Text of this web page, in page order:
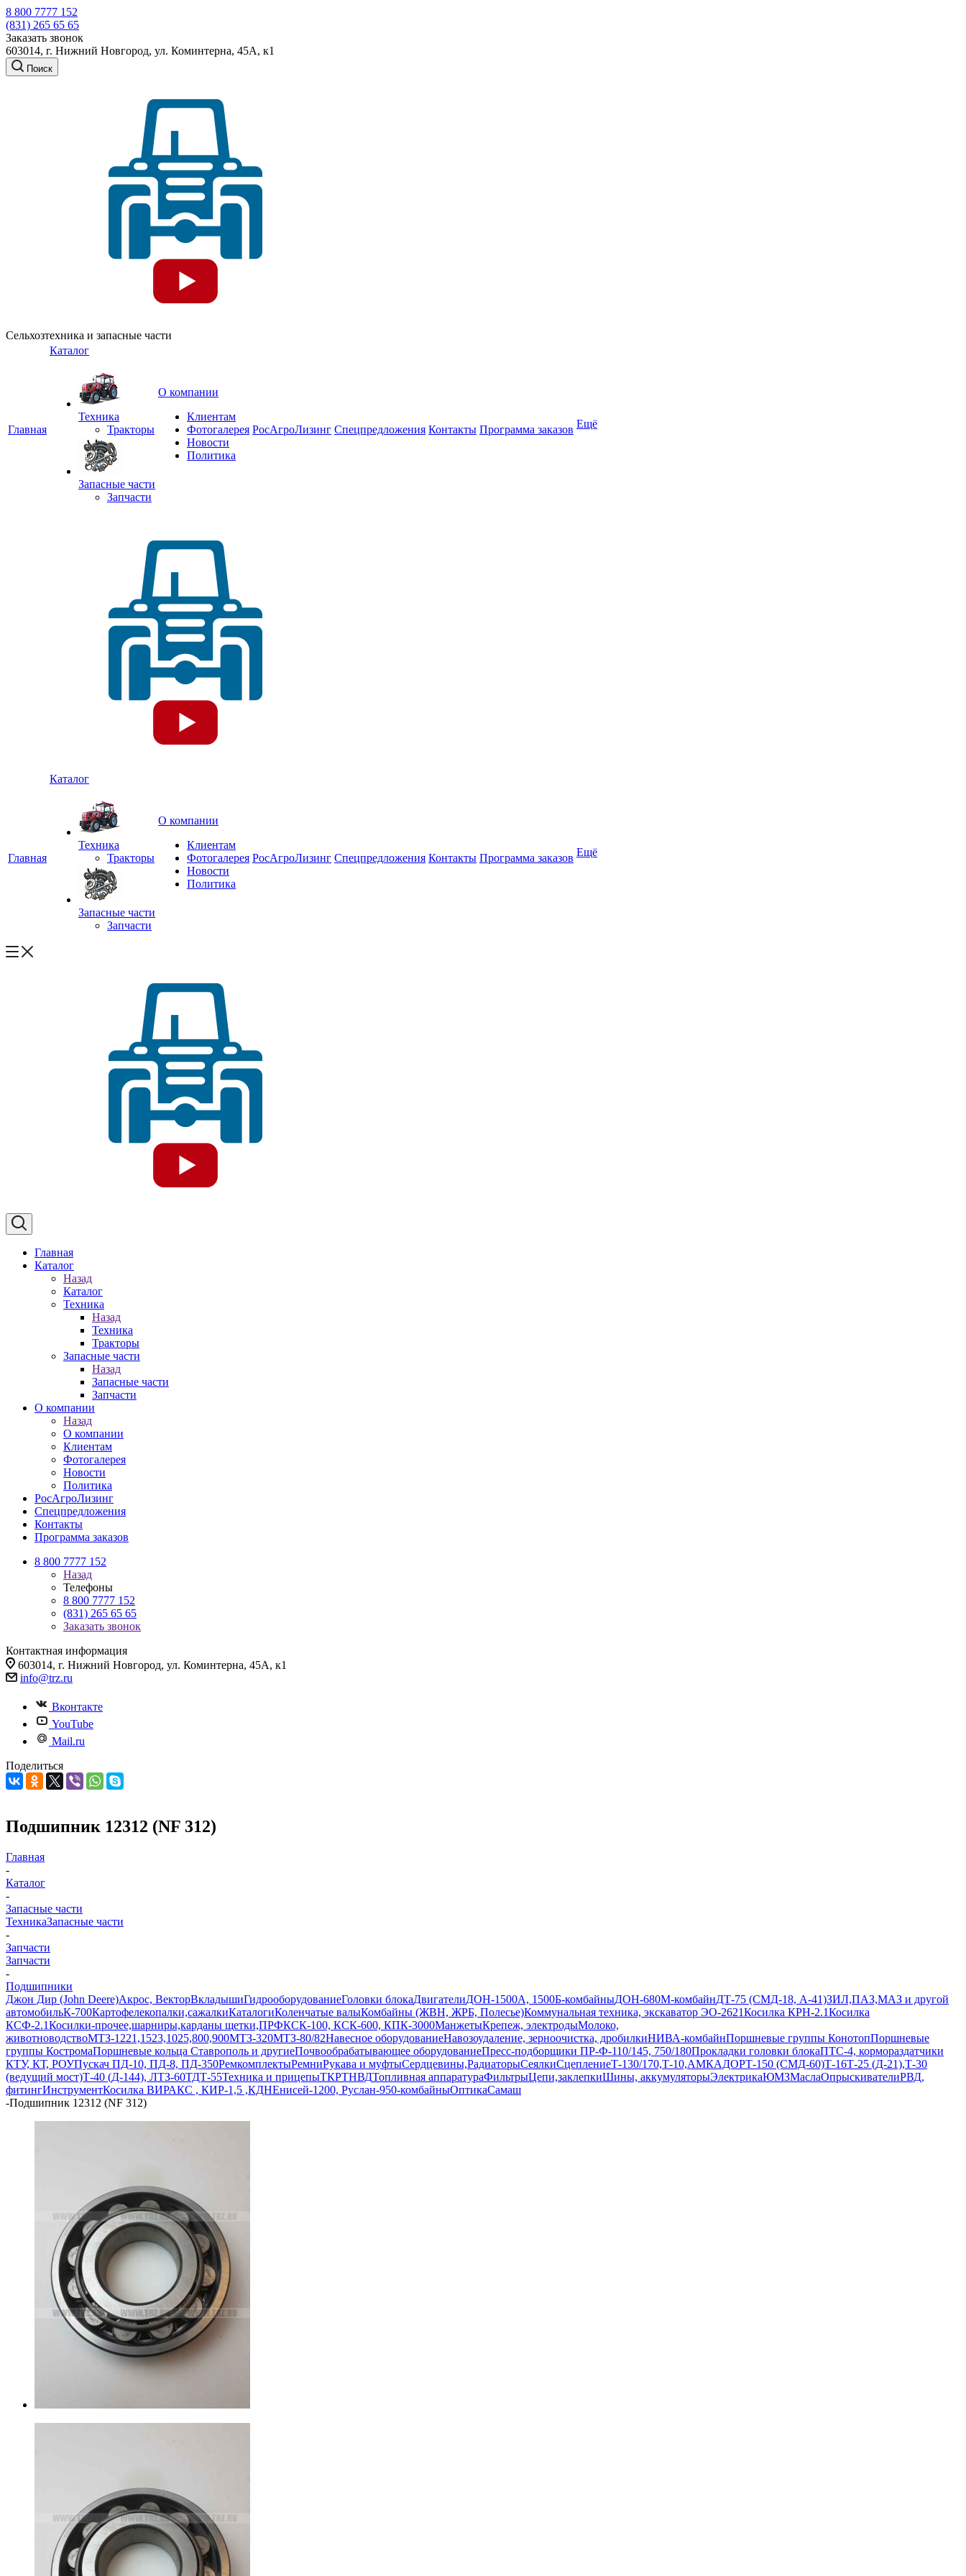
8 800 7777 152
(831) 265 65 65
Заказать звонок
603014, г. Нижний Новгород, ул. Коминтерна, 45А, к1
Поиск
Сельхозтехника и запасные части
Главная
Каталог
Техника
Тракторы
Запасные части
Запчасти
О компании
Клиентам
Фотогалерея
Новости
Политика
РосАгроЛизинг Спецпредложения Контакты Программа заказов Ещё
Главная
Каталог
Техника
Тракторы
Запасные части
Запчасти
О компании
Клиентам
Фотогалерея
Новости
Политика
РосАгроЛизинг Спецпредложения Контакты Программа заказов Ещё
Главная
Каталог
Назад
Каталог
Техника
Назад
Техника
Тракторы
Запасные части
Назад
Запасные части
Запчасти
О компании
Назад
О компании
Клиентам
Фотогалерея
Новости
Политика
РосАгроЛизинг
Спецпредложения
Контакты
Программа заказов
8 800 7777 152
Назад
Телефоны
8 800 7777 152
(831) 265 65 65
Заказать звонок
Контактная информация
603014, г. Нижний Новгород, ул. Коминтерна, 45А, к1
info@trz.ru
Вконтакте
YouTube
Mail.ru
Поделиться
Подшипник 12312 (NF 312)
Главная
-
Каталог
-
Запасные части
ТехникаЗапасные части
-
Запчасти
Запчасти
-
Подшипники
Джон Дир (John Deere)Акрос, ВекторВкладышиГидрооборудованиеГоловки блокаДвигателиДОН-1500А, 1500Б-комбайныДОН-680М-комбайнДТ-75 (СМД-18, А-41)ЗИЛ,ПАЗ,МАЗ и другой
автомобильК-700Картофелекопалки,сажалкиКаталогиКоленчатые валыКомбайны (ЖВН, ЖРБ, Полесье)Коммунальная техника, экскаватор ЭО-2621Косилка КРН-2.1Косилка
КСФ-2.1Косилки-прочее,шарниры,карданы щетки,ПРФКСК-100, КСК-600, КПК-3000МанжетыКрепеж, электродыМолоко,
животноводствоМТЗ-1221,1523,1025,800,900МТЗ-320МТЗ-80/82Навесное оборудованиеНавозоудаление, зерноочистка, дробилкиНИВА-комбайнПоршневые группы КонотопПоршневые
группы КостромаПоршневые кольца Ставрополь и другиеПочвообрабатывающее оборудованиеПресс-подборщики ПР-Ф-110/145, 750/180Прокладки головки блокаПТС-4, кормораздатчики
КТУ, КТ, РОУПускач ПД-10, ПД-8, ПД-350РемкомплектыРемниРукава и муфтыСердцевины,РадиаторыСеялкиСцеплениеТ-130/170,Т-10,АМКАДОРТ-150 (СМД-60)Т-16Т-25 (Д-21),Т-30
(ведущий мост)Т-40 (Д-144), ЛТЗ-60ТДТ-55Техника и прицепыТКРТНВДТопливная аппаратураФильтрыЦепи,заклепкиШины, аккумуляторыЭлектрикаЮМЗМаслаОпрыскивателиРВД,
фитингИнструментКосилка ВИРАКС , КИР-1,5 ,КДНЕнисей-1200, Руслан-950-комбайныОптикаСамаш
-Подшипник 12312 (NF 312)